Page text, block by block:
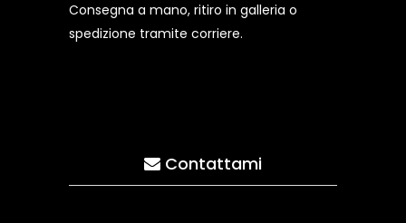
Consegna a mano, ritiro in galleria o
spedizione tramite corriere.
Contattami